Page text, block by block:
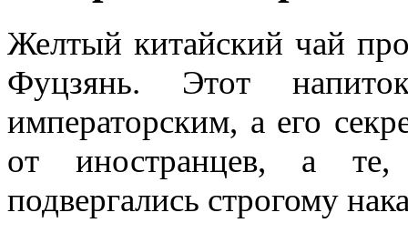
Желтый китайский чай
Фуцзянь. Этот
императорским, а его
от иностранцев, а
подвергались строгому